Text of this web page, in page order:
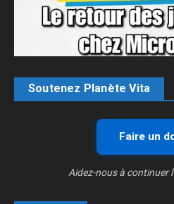
Soutenez Planète Vita
Faire un
Aidez-nous à continuer